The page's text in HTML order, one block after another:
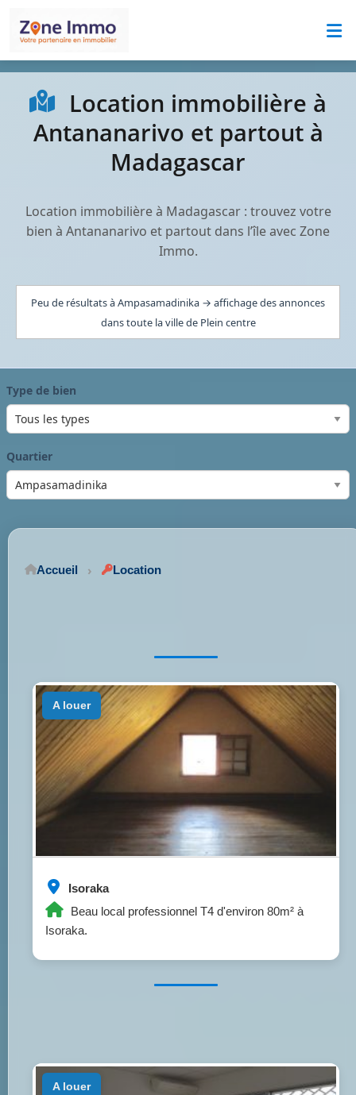
Location immobilière à
Antananarivo et partout à
Madagascar
Location immobilière à Madagascar : trouvez votre
bien à Antananarivo et partout dans l’île avec Zone
Immo.
Peu de résultats à Ampasamadinika → affichage des annonces
dans toute la ville de Plein centre
Type de bien
Quartier
Accueil Location
Isoraka
Beau local professionnel T4 d'environ 80m² à
Isoraka.
a louer
a louer